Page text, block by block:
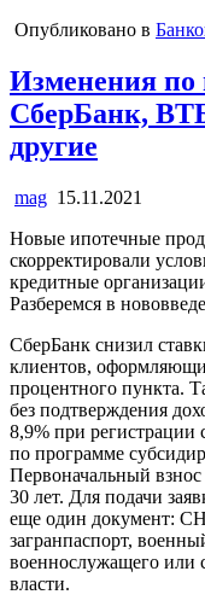
Опубликовано в
Изменения по
СберБанк,
другие
mag 15.11.2021
Новые ипотечные
скорректировали
кредитные
Разберемся в
СберБанк снизил
клиентов,
процентного пункта.
без подтверждения
8,9% при
по программе
Первоначальный
30 лет. Для подачи
еще один документ:
загранпаспорт,
военнослужащего или
власти.